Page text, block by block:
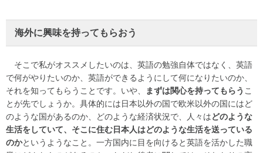
海外に興味を持ってもらおう
そこで私がオススメしたいのは、英語の勉強自体ではなく、英語
で何がやりたいのか、英語ができるようにして何になりたいのか、
それを知ってもらうことです。いや、
まずは関心を持ってもらう こ
とが先でしょうか。具体的には日本以外の国で欧米以外の国にはど
のような国があるのか、どのような経済状況で、人々はどのような
生活をしていて、そこに住む日本人はどのような生活を送っている
のかというようなこと。一方国内に目を向けると英語を活かした職